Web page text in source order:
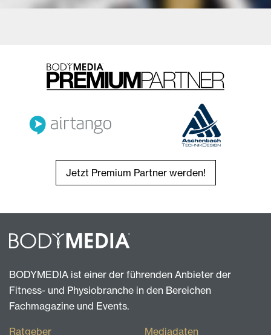
Jetzt Premium Partner werden!
BODYMEDIA ist einer der führenden Anbieter der
Fitness- und Physiobranche in den Bereichen
Fachmagazine und Events.
Ratgeber Mediadaten